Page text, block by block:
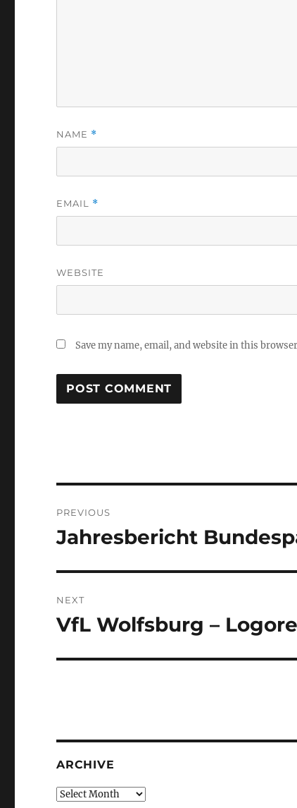
NAME *
EMAIL *
WEBSITE
Save my name, email, and website in this
navigation
PREVIOUS
Previous
Jahresbericht
NEXT
Next
VfL Wolfsburg –
ARCHIVE
Archive